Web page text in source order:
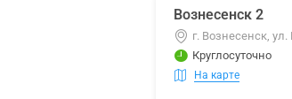
Вознесенск 2
г. Вознесенск,
Круглосуточно
На карте